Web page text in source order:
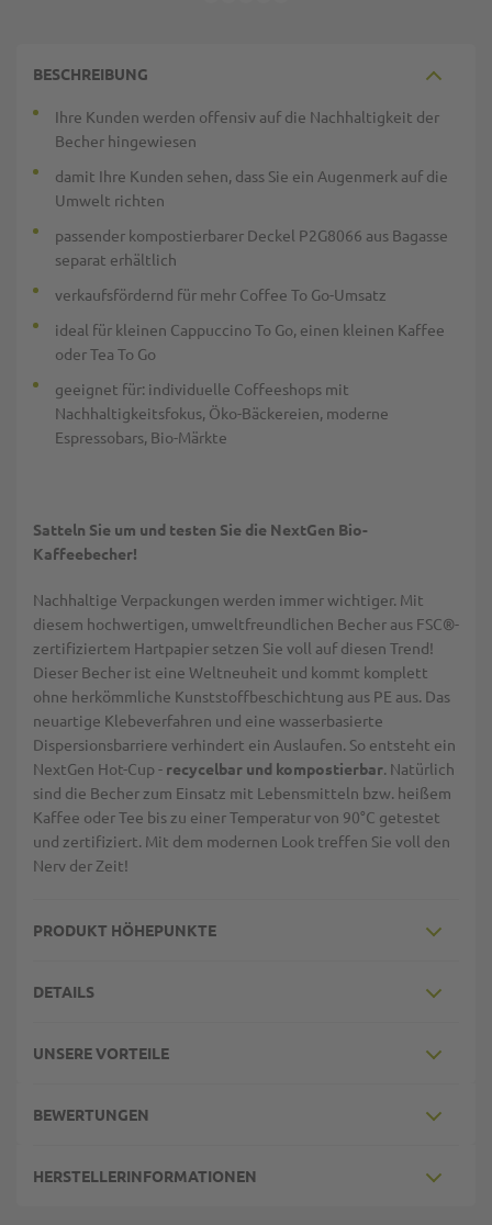
BESCHREIBUNG
Ihre Kunden werden offensiv auf die Nachhaltigkeit der
Becher hingewiesen
damit Ihre Kunden sehen, dass Sie ein Augenmerk auf die
Umwelt richten
passender kompostierbarer Deckel P2G8066 aus Bagasse
separat erhältlich
verkaufsfördernd für mehr Coffee To Go-Umsatz
ideal für kleinen Cappuccino To Go, einen kleinen Kaffee
oder Tea To Go
geeignet für: individuelle Coffeeshops mit
Nachhaltigkeitsfokus, Öko-Bäckereien, moderne
Espressobars, Bio-Märkte
Satteln Sie um und testen Sie die NextGen Bio-
Kaffeebecher!
Nachhaltige Verpackungen werden immer wichtiger. Mit
diesem hochwertigen, umweltfreundlichen Becher aus FSC®-
zertifiziertem Hartpapier setzen Sie voll auf diesen Trend!
Dieser Becher ist eine Weltneuheit und kommt komplett
ohne herkömmliche Kunststoffbeschichtung aus PE aus. Das
neuartige Klebeverfahren und eine wasserbasierte
Dispersionsbarriere verhindert ein Auslaufen. So entsteht ein
NextGen Hot-Cup - recycelbar und kompostierbar. Natürlich
sind die Becher zum Einsatz mit Lebensmitteln bzw. heißem
Kaffee oder Tee bis zu einer Temperatur von 90°C getestet
und zertifiziert. Mit dem modernen Look treffen Sie voll den
Nerv der Zeit!
PRODUKT HÖHEPUNKTE
DETAILS
UNSERE VORTEILE
BEWERTUNGEN
HERSTELLERINFORMATIONEN